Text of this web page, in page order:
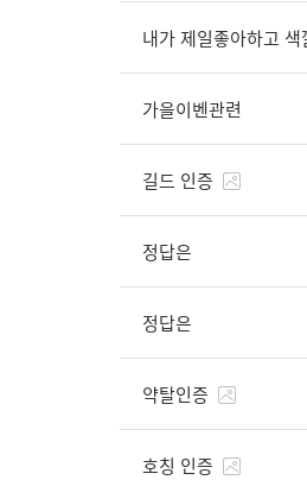
내가 제일좋아하고
가을이벤관련
길드 인증
정답은
정답은
약탈인증
호칭 인증